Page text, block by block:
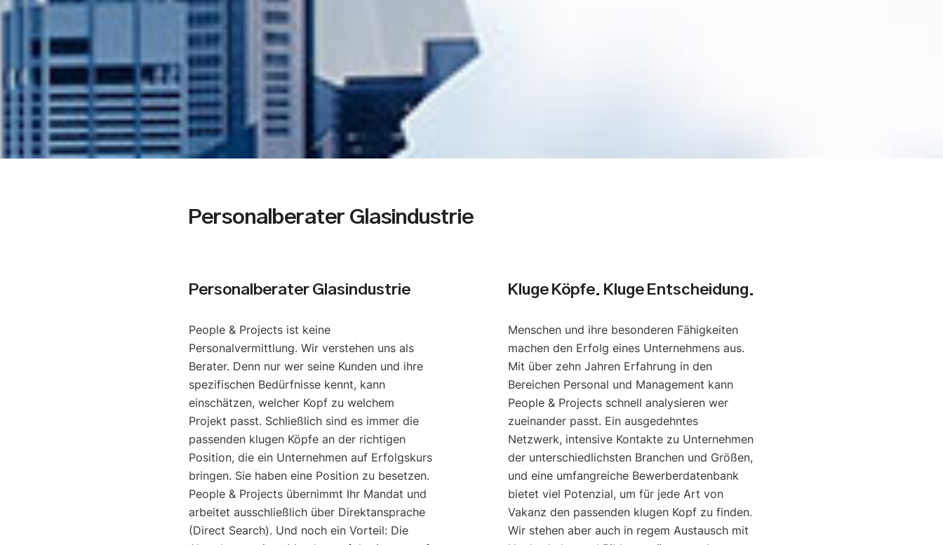
Personalberater Glasindustrie
Personalberater Glasindustrie
People & Projects ist keine
Personalvermittlung. Wir verstehen uns als
Berater. Denn nur wer seine Kunden und ihre
spezifischen Bedürfnisse kennt, kann
einschätzen, welcher Kopf zu welchem
Projekt passt. Schließlich sind es immer die
passenden klugen Köpfe an der richtigen
Position, die ein Unternehmen auf Erfolgskurs
bringen. Sie haben eine Position zu besetzen.
People & Projects übernimmt Ihr Mandat und
arbeitet ausschließlich über Direktansprache
(Direct Search). Und noch ein Vorteil: Die
Kluge Köpfe. Kluge Entscheidung.
Menschen und ihre besonderen Fähigkeiten
machen den Erfolg eines Unternehmens aus.
Mit über zehn Jahren Erfahrung in den
Bereichen Personal und Management kann
People & Projects schnell analysieren wer
zueinander passt. Ein ausgedehntes
Netzwerk, intensive Kontakte zu Unternehmen
der unterschiedlichsten Branchen und Größen,
und eine umfangreiche Bewerberdatenbank
bietet viel Potenzial, um für jede Art von
Vakanz den passenden klugen Kopf zu finden.
Wir stehen aber auch in regem Austausch mit